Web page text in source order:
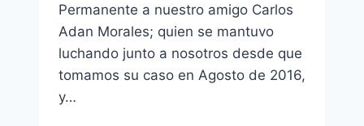
Permanente a nuestro amigo Carlos
Adan Morales; quien se mantuvo
luchando junto a nosotros desde que
tomamos su caso en Agosto de 2016,
y…